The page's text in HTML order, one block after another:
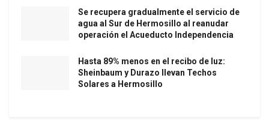
Se recupera gradualmente el servicio de
agua al Sur de Hermosillo al reanudar
operación el Acueducto Independencia
Hasta 89% menos en el recibo de luz:
Sheinbaum y Durazo llevan Techos
Solares a Hermosillo